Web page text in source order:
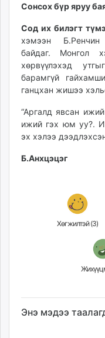
tac.mn
paparazzi.mn
unread.today
Сонсох бүр яруу
Сод их билэгт
хэмээн Б.Ренчин
байдаг. Монгол
хөрвүүлэхэд
барамгүй
ганцхан жишээ
“Аргалд явсан
ижий гэх юм уу?.
эх хэлээ
Б.Анхцэцэг
Хөгжилтэй (3)
Энэ мэдээ